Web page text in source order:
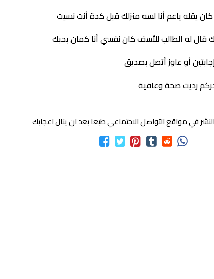
ياعم أنا لسه منزلك قبل كدة أنت نسيت
له الطالب للأسف كان نفسي أنا كمان بحبك
أو عاوز أتصل بصديق
رديت صحة وعافية
في مواقع التواصل الاجتماعي طبعا بعد ان ينال اعجابك